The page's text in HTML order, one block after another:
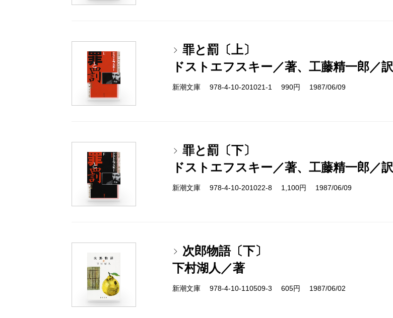
罪と罰〔上〕
ドストエフスキー／著、工藤精一郎／訳
新潮文庫 978-4-10-201021-1 990円 1987/06/09
罪と罰〔下〕
ドストエフスキー／著、工藤精一郎／訳
新潮文庫 978-4-10-201022-8 1,100円 1987/06/09
次郎物語〔下〕
下村湖人／著
新潮文庫 978-4-10-110509-3 605円 1987/06/02